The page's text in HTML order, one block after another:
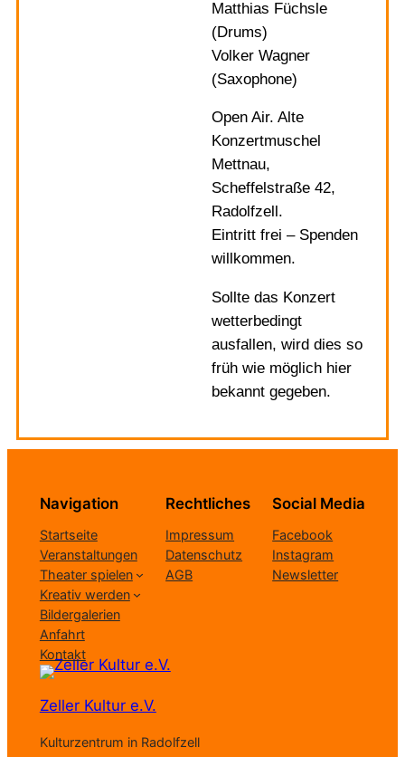
Matthias Füchsle
(Drums)
Volker Wagner
(Saxophone)
Open Air. Alte
Konzertmuschel
Mettnau,
Scheffelstraße 42,
Radolfzell.
Eintritt frei – Spenden
willkommen.
Sollte das Konzert
wetterbedingt
ausfallen, wird dies so
früh wie möglich hier
bekannt gegeben.
Navigation
Startseite
Veranstaltungen
Theater spielen
Kreativ werden
Bildergalerien
Anfahrt
Kontakt
Rechtliches
Impressum
Datenschutz
AGB
Social Media
Facebook
Instagram
Newsletter
Zeller Kultur e.V.
Kulturzentrum in Radolfzell